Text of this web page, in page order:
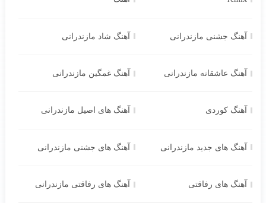
آهنگ جشنی مازندرانی آهنگ شاد مازندرانی
آهنگ عاشقانه مازندرانی آهنگ غمگین مازندرانی
آهنگ کوردی آهنگ های اصیل مازندرانی
آهنگ های جدید مازندرانی آهنگ های جشنی مازندرانی
آهنگ های رفاقتی آهنگ های رفاقتی مازندرانی